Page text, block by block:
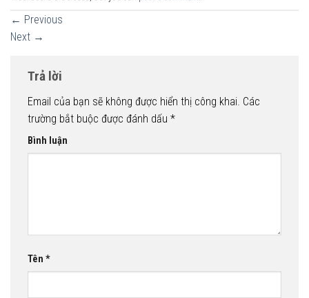
← Previous
Next →
Trả lời
Email của bạn sẽ không được hiển thị công khai. Các
trường bắt buộc được đánh dấu *
Bình luận
Tên *